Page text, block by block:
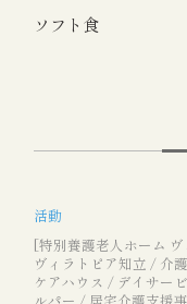
ソフト食
活動
[特別養護老人ホーム
ヴィラトピア知立 / 介
ケアハウス / デイサー